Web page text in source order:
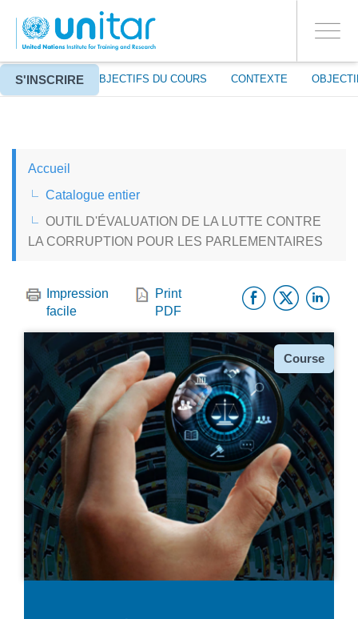
contenu
principal
Toggle
À PROPOS OBJECTIFS DU COURS CONTEXTE
S'INSCRIRE
PROCEED WITH CHECKOUT
OUI
CONNECTEZ-VOUS À VOTRE COMPTE
CHINESE, SIMPLIFIED
Accueil
Catalogue entier
OUTIL D'ÉVALUATION DE LA LUTTE CONTRE
LA CORRUPTION POUR LES PARLEMENTAIRES
Impression
facile
Print
PDF
Type
Course